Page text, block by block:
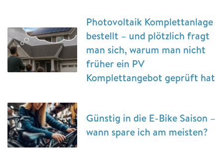
Photovoltaik Komplettanlage
bestellt – und plötzlich fragt
man sich, warum man nicht
früher ein PV
Komplettangebot geprüft hat
Günstig in die E-Bike Saison –
wann spare ich am meisten?